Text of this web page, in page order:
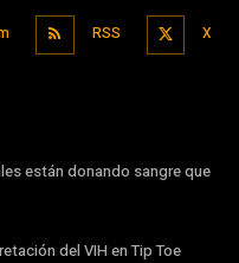
RSS X
están donando sangre que
del VIH en Tip Toe